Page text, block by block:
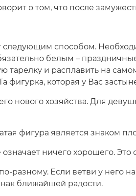
о том, что после
следующим способом.
белым –
тарелку и расплавить на
фигурка, которая у Вас
нового хозяйства. Для
фигура является знаком
ничего хорошего.
разному. Если ветви у него
ближайшей радости.